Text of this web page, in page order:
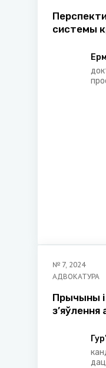
системы
№ 7, 2024
АДВОКАТУРА
Прычыны і